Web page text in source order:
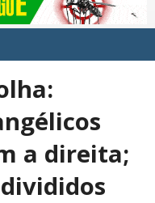
a direita;